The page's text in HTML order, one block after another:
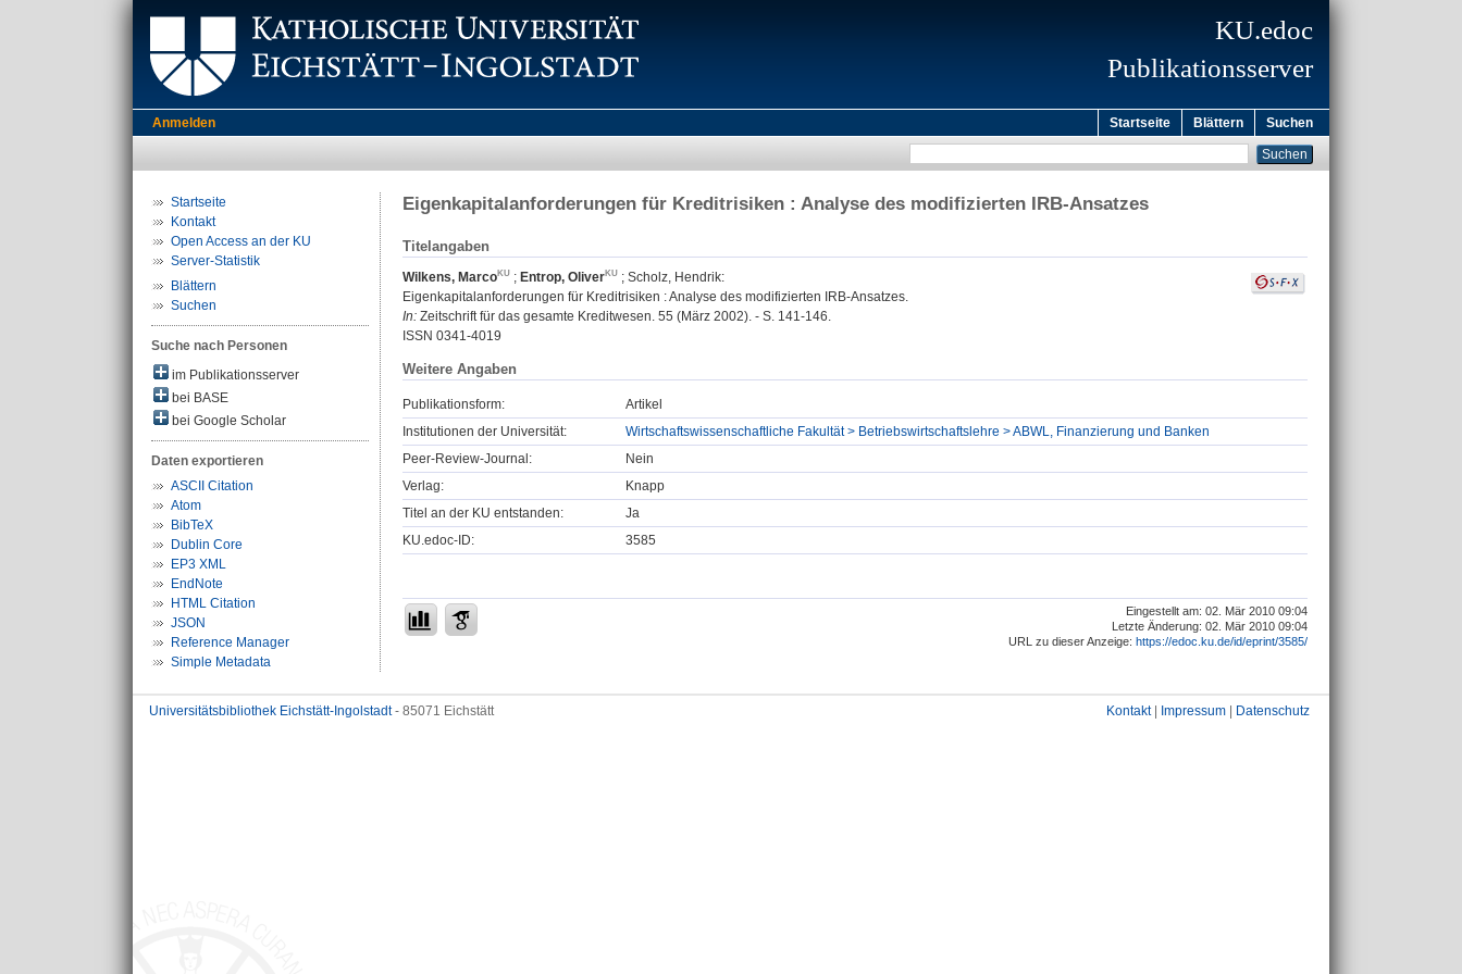
KU.edoc
Publikationsserver
Anmelden Startseite Blättern Suchen
Startseite
Kontakt
Open Access an der KU
Server-Statistik
Blättern
Suchen
Suche nach Personen
im Publikationsserver
bei BASE
bei Google Scholar
Daten exportieren
ASCII Citation
Atom
BibTeX
Dublin Core
EP3 XML
EndNote
HTML Citation
JSON
Reference Manager
Simple Metadata
Eigenkapitalanforderungen für Kreditrisiken : Analyse des modifizierten IRB-Ansatzes
Titelangaben
Wilkens, Marco ; Entrop, Oliver ; Scholz, Hendrik:
Eigenkapitalanforderungen für Kreditrisiken : Analyse des modifizierten IRB-Ansatzes.
In: Zeitschrift für das gesamte Kreditwesen. 55 (März 2002). - S. 141-146.
ISSN 0341-4019
Weitere Angaben
Publikationsform:
Artikel
Institutionen der Universität:
Wirtschaftswissenschaftliche Fakultät > Betriebswirtschaftslehre > ABWL, Finanzierung und Banken
Peer-Review-Journal:
Nein
Verlag:
Knapp
Titel an der KU entstanden:
Ja
KU.edoc-ID:
3585
Eingestellt am: 02. Mär 2010 09:04
Letzte Änderung: 02. Mär 2010 09:04
URL zu dieser Anzeige: https://edoc.ku.de/id/eprint/3585/
Universitätsbibliothek Eichstätt-Ingolstadt- 85071 Eichstätt Kontakt| Impressum Datenschutz